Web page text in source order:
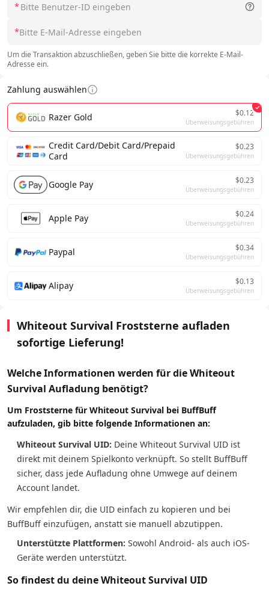
*
*
Um die Transaktion abzuschließen, geben Sie bitte die korrekte E-Mail-
Adresse ein.
Zahlung auswählen
Razer Gold $0.12
Überweisungsgebühren
Credit Card/Debit Card/Prepaid
Card
$0.23
Überweisungsgebühren
Google Pay $0.23
Überweisungsgebühren
Apple Pay $0.24
Überweisungsgebühren
Paypal $0.34
Überweisungsgebühren
Alipay $0.13
Überweisungsgebühren
Whiteout Survival Froststerne aufladen
sofortige Lieferung!
Welche Informationen werden für die Whiteout
Survival Aufladung benötigt?
Um Froststerne für Whiteout Survival bei BuffBuff
aufzuladen, gib bitte folgende Informationen an:
Whiteout Survival UID: Deine Whiteout Survival UID ist
direkt mit deinem Spielkonto verknüpft. So stellt BuffBuff
sicher, dass jede Aufladung ohne Umwege auf deinem
Account landet.
Wir empfehlen dir, die UID einfach zu kopieren und bei
BuffBuff einzufügen, anstatt sie manuell abzutippen.
Unterstützte Plattformen: Sowohl Android- als auch iOS-
Geräte werden unterstützt.
So findest du deine Whiteout Survival UID